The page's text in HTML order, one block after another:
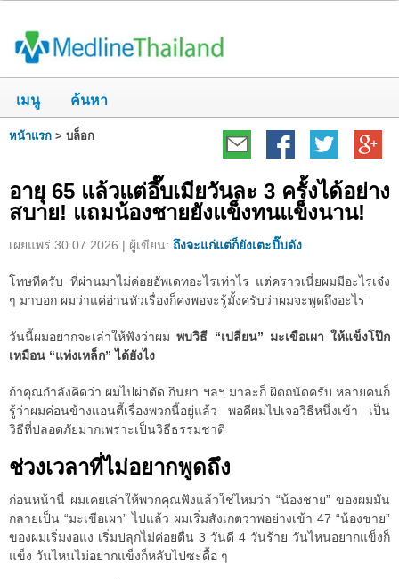
เมนู ค้นหา
หน้าแรก > บล็อก
อายุ 65 แล้วแต่อึ๊บเมียวันละ 3 ครั้งได้อย่าง
สบาย! แถมน้องชายยังแข็งทนแข็งนาน!
เผยแพร่ 30.07.2026 | ผู้เขียน: ถึงจะแก่แต่ก็ยังเตะปี๊บดัง
โทษทีครับ ที่ผ่านมาไม่ค่อยอัพเดทอะไรเท่าไร แต่คราวเนี่ยผมมีอะไรเจ๋ง
ๆ มาบอก ผมว่าแค่อ่านหัวเรื่องก็คงพอจะรู้มั้งครับว่าผมจะพูดถึงอะไร
วันนี้ผมอยากจะเล่าให้ฟังว่าผมพบวิธี “เปลี่ยน” มะเขือเผา ให้แข็งโป๊ก
เหมือน “แท่งเหล็ก” ได้ยังไง
ถ้าคุณกำลังคิดว่า ผมไปผ่าตัด กินยา ฯลฯ มาละก็ ผิดถนัดครับ หลายคนก็
รู้ว่าผมค่อนข้างแอนตี้เรื่องพวกนี้อยู่แล้ว พอดีผมไปเจอวิธีหนึ่งเข้า เป็น
วิธีที่ปลอดภัยมากเพราะเป็นวิธีธรรมชาติ
ช่วงเวลาที่ไม่อยากพูดถึง
ก่อนหน้านี่ ผมเคยเล่าให้พวกคุณฟังแล้วใช่ไหมว่า “น้องชาย” ของผมมัน
กลายเป็น “มะเขือเผา” ไปแล้ว ผมเริ่มสังเกตว่าพอย่างเข้า 47 “น้องชาย”
ของผมเริ่มงอแง เริ่มปลุกไม่ค่อยตื่น 3 วันดี 4 วันร้าย วันไหนอยากแข็งก็
แข็ง วันไหนไม่อยากแข็งก็หลับไปซะดื้อ ๆ